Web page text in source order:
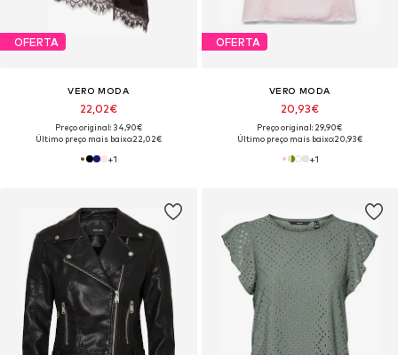
OFERTA
VERO MODA
22,02€
Preço original: 34,90€
Último preço mais baixo:22,02€
+1
OFERTA
VERO MODA
20,93€
Preço original: 29,90€
Último preço mais baixo:20,93€
+1